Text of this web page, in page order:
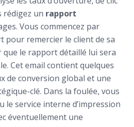
rédigez un rapport
Vous commencez par
pour remercier le client de sa
que le rapport détaillé lui sera
Cet email contient quelques
de conversion global et une
clé. Dans la foulée, vous
le service interne d’impression
éventuellement une